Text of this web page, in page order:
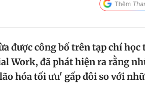
được công bố trên tạp chí học
Work, đã phát hiện ra rằng
hóa tối ưu' gấp đôi so với